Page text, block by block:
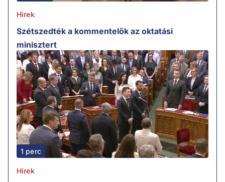
Hírek
Szétszedték a kommentelők az oktatási
minisztert
1 perc
Hírek